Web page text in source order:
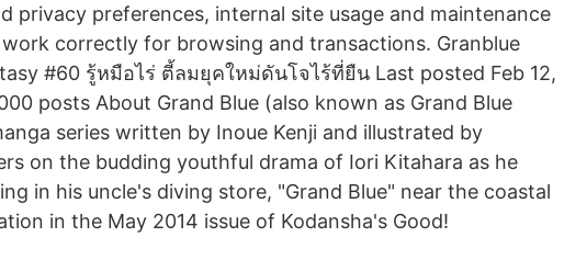
privacy preferences, internal site usage and maintenance
correctly for browsing and transactions. Granblue
#60 รู้หมือไร่ ตี้ลมยุคใหม่ดันโจไร้ที่ยืน Last posted Feb 12,
posts About Grand Blue (also known as Grand Blue
series written by Inoue Kenji and illustrated by
on the budding youthful drama of Iori Kitahara as he
in his uncle's diving store, "Grand Blue" near the coastal
in the May 2014 issue of Kodansha's Good!